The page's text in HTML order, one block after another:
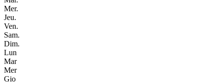
Mer.
Jeu.
Ven.
Sam.
Dim.
Lun
Mar
Mer
Gio